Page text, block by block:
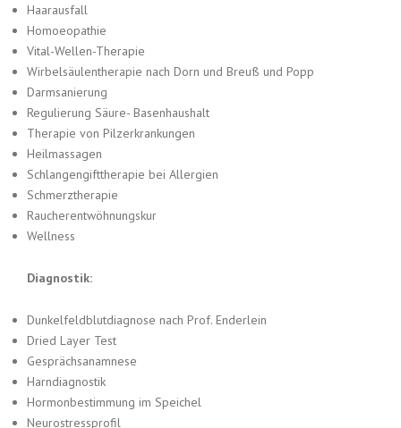
Haarausfall
Homoeopathie
Vital-Wellen-Therapie
Wirbelsäulentherapie nach Dorn und Breuß und Popp
Darmsanierung
Regulierung Säure- Basenhaushalt
Therapie von Pilzerkrankungen
Heilmassagen
Schlangengifttherapie bei Allergien
Schmerztherapie
Raucherentwöhnungskur
Wellness
Diagnostik:
Dunkelfeldblutdiagnose nach Prof. Enderlein
Dried Layer Test
Gesprächsanamnese
Harndiagnostik
Hormonbestimmung im Speichel
Neurostressprofil